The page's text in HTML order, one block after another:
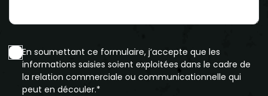
En soumettant ce formulaire, j’accepte que les
informations saisies soient exploitées dans le cadre de
la relation commerciale ou communicationnelle qui
peut en découler.*